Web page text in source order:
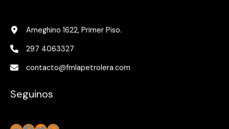
Ameghino 1622, Primer Piso.
297 4063327
contacto@fmlapetrolera.com
Seguinos